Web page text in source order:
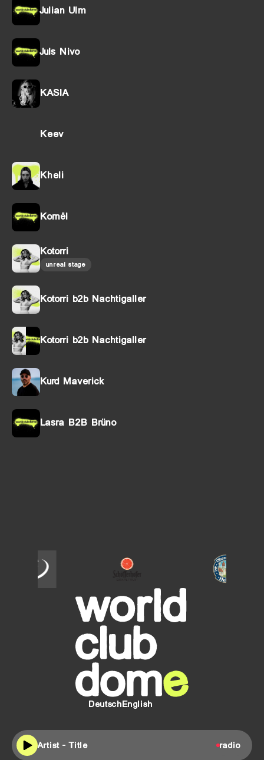
Julian Ulm
Juls Nivo
KASIA
Keev
Kheli
Kornël
Kotorri
unreal stage
Kotorri b2b Nachtigaller
Kotorri b2b Nachtigaller
Kurd Maverick
Lasra B2B Brüno
SCHÖFFERHOFER
Oberdorfer
Helles
DeutschEnglish
Artist - Title radio